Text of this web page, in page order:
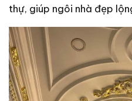
thự, giúp ngôi nhà đẹp